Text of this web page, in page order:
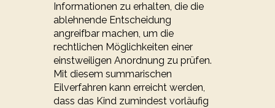
Informationen zu erhalten, die die
ablehnende Entscheidung
angreifbar machen, um die
rechtlichen Möglichkeiten einer
einstweiligen Anordnung zu prüfen.
Mit diesem summarischen
Eilverfahren kann erreicht werden,
dass das Kind zumindest vorläufig